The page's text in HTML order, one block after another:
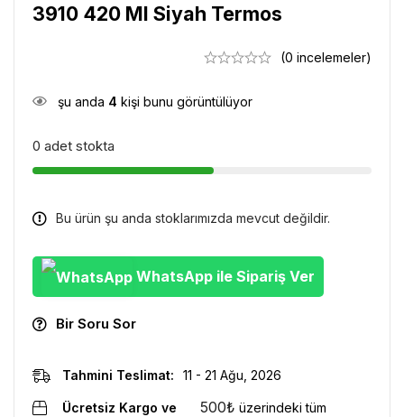
3910 420 Ml Siyah Termos
(0 incelemeler)
şu anda 4 kişi bunu görüntülüyor
0 adet stokta
Bu ürün şu anda stoklarımızda mevcut değildir.
WhatsApp ile Sipariş Ver
Bir Soru Sor
Tahmini Teslimat: 11 - 21 Ağu, 2026
Ücretsiz Kargo ve
500₺ üzerindeki tüm